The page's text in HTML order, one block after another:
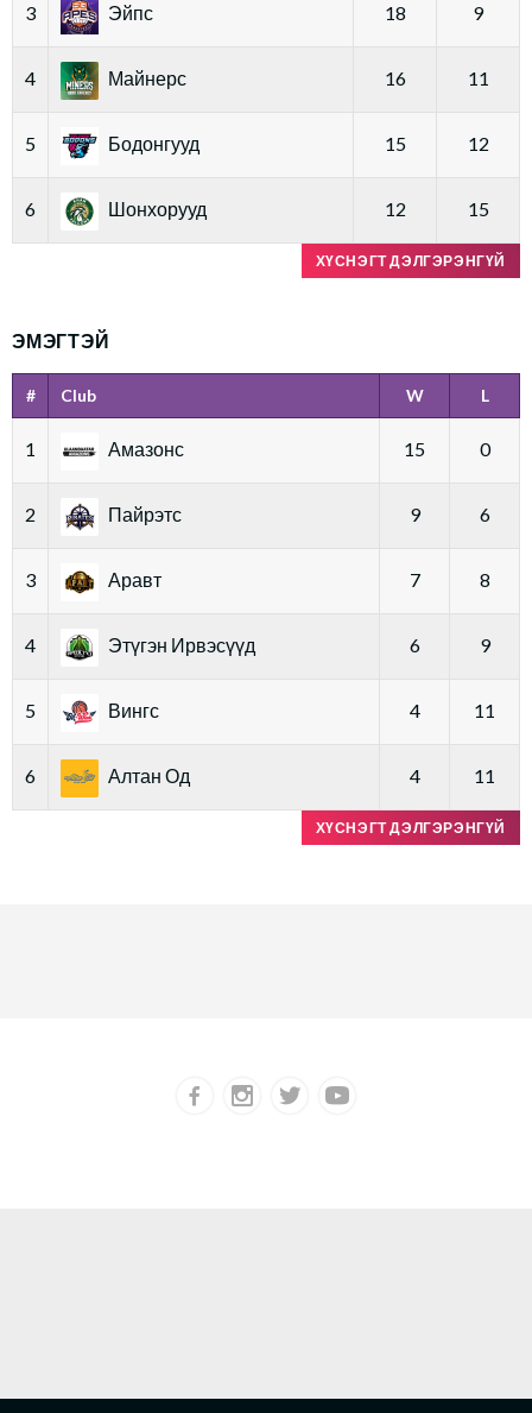
3 Эйпс 18 9
4 Майнерс 16 11
5 Бодонгууд 15 12
6 Шонхорууд 12 15
ХҮСНЭГТ ДЭЛГЭРЭНГҮЙ
ЭМЭГТЭЙ
# Club W L
1 Амазонс 15 0
2 Пайрэтс 9 6
3 Аравт 7 8
4 Этүгэн Ирвэсүүд 6 9
5 Вингс 4 11
6 Алтан Од 4 11
ХҮСНЭГТ ДЭЛГЭРЭНГҮЙ